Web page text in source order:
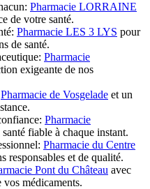
Pharmacie LORRAINE
de votre santé.
Pharmacie LES 3 LYS pour
de santé.
Pharmacie
exigeante de nos
Pharmacie de Vosgelade et un
Pharmacie
fiable à chaque instant.
Pharmacie du Centre
responsables et de qualité.
Pont du Château avec
médicaments.